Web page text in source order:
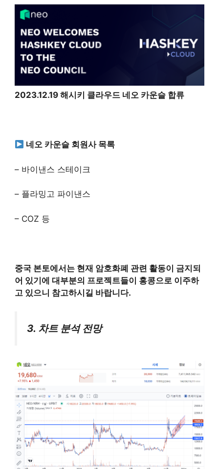
2023.12.19 해시키 클라우드 네오 카운슬 합류
네오 카운슬 회원사 목록
– 바이낸스 스테이크
– 플라밍고 파이낸스
– COZ 등
중국 본토에서는 현재 암호화폐 관련 활동이 금지되
어 있기에 대부분의 프로젝트들이 홍콩으로 이주하
고 있으니 참고하시길 바랍니다.
3. 차트 분석 전망